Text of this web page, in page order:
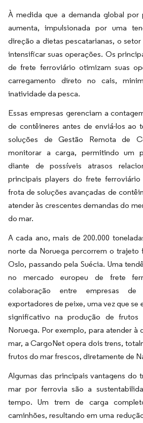
À medida que a demanda global
aumenta, impulsionada por uma
direção a dietas pescatarianas, o
intensificar suas operações. Os
de frete ferroviário otimizam suas
carregamento direto no cais,
inatividade da pesca.
Essas empresas gerenciam a
de contêineres antes de enviá-los ao
soluções de Gestão Remota de
monitorar a carga, permitindo um
diante de possíveis atrasos
principais players do frete
frota de soluções avançadas de
atender às crescentes demandas do
do mar.
A cada ano, mais de 200.000
norte da Noruega percorrem o trajeto
Oslo, passando pela Suécia. Uma
no mercado europeu de frete
colaboração entre empresas
exportadores de peixe, uma vez que se
significativo na produção de
Noruega. Por exemplo, para atender à
mar, a CargoNet opera dois trens,
frutos do mar frescos, diretamente de
Algumas das principais vantagens do
mar por ferrovia são a
tempo. Um trem de carga
caminhões, resultando em uma